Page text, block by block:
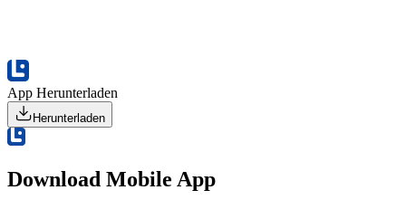
App Herunterladen
Herunterladen
Download Mobile App